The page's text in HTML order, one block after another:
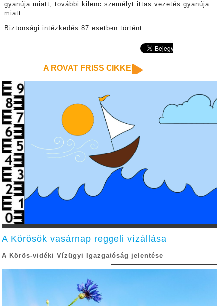
gyanúja miatt, további kilenc személyt ittas vezetés gyanúja
miatt.
Biztonsági intézkedés 87 esetben történt.
A ROVAT FRISS CIKKEI
A Körösök vasárnap reggeli vízállása
A Körös-vidéki Vízügyi Igazgatóság jelentése